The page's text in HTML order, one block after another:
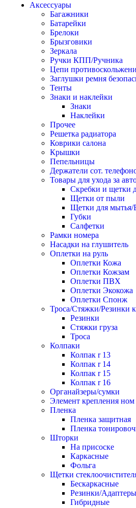
Аксессуары
Багажники
Батарейки
Брелоки
Брызговики
Зеркала
Ручки КПП/Ручника
Цепи
Заглушки ремня
Тенты
Знаки и наклейки
Знаки
Наклейки
Прочее
Решетка радиатора
Коврики салона
Крышки
Пепельницы
Держатели сот.
Товары для ухода за
Скребки и щетки
Щетки от пыли
Щетки для мытья/
Губки
Салфетки
Рамки номера
Насадки на глушитель
Оплетки на руль
Оплетки Кожа
Оплетки Кожзам
Оплетки ПВХ
Оплетки Экокожа
Оплетки Спонж
Троса/Стяжки/Резинки
Резинки
Стяжки груза
Троса
Колпаки
Колпак r 13
Колпак r 14
Колпак r 15
Колпак r 16
Органайзеры/сумки
Элемент крепления ном
Пленка
Пленка защитная
Пленка
Шторки
На присоске
Каркасные
Фольга
Щетки
Бескаркасные
Резинки/Адаптеры
Гибридные